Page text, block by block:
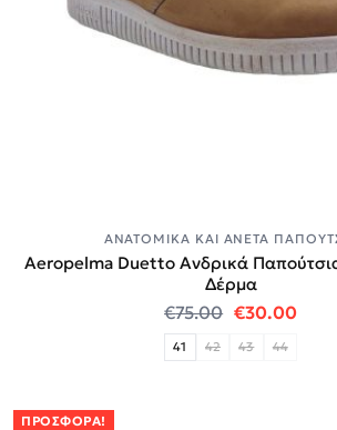
ΑΝΑΤΟΜΙΚΆ ΚΑΙ ΆΝΕΤΑ
Aeropelma Duetto Ανδρικά
Δέρμα
€75.00 Original
€30.00Η
41 42 43 44
ΠΡΟΣΦΟΡΆ!